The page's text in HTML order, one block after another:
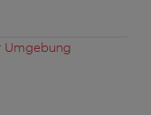
Umgebung